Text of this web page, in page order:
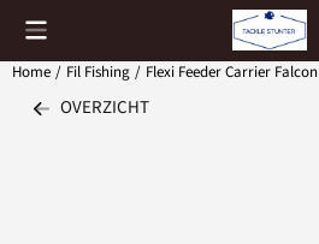
Cookievoorkeuren zijn momenteel gesloten.
Home / Fil Fishing / Flexi Feeder Carrier Falcon
OVERZICHT